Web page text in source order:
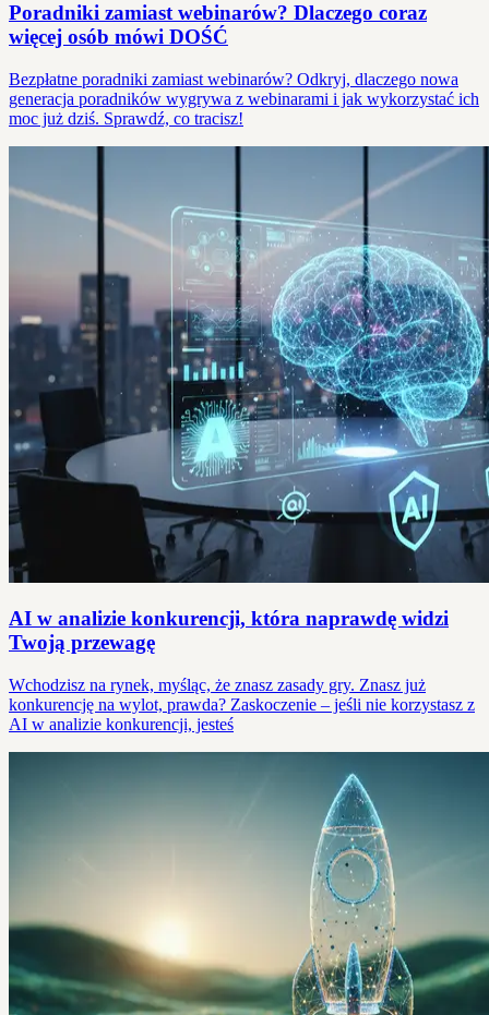
Poradniki zamiast webinarów? Dlaczego coraz
więcej osób mówi DOŚĆ
Bezpłatne poradniki zamiast webinarów? Odkryj, dlaczego nowa
generacja poradników wygrywa z webinarami i jak wykorzystać ich
moc już dziś. Sprawdź, co tracisz!
AI w analizie konkurencji, która naprawdę widzi
Twoją przewagę
Wchodzisz na rynek, myśląc, że znasz zasady gry. Znasz już
konkurencję na wylot, prawda? Zaskoczenie – jeśli nie korzystasz z
AI w analizie konkurencji, jesteś